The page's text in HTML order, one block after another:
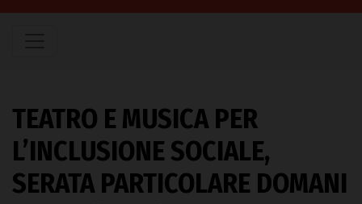
TEATRO E MUSICA PER
L’INCLUSIONE SOCIALE,
SERATA PARTICOLARE DOMANI